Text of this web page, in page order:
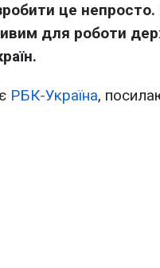
це
для роботи
РБК-Україна,